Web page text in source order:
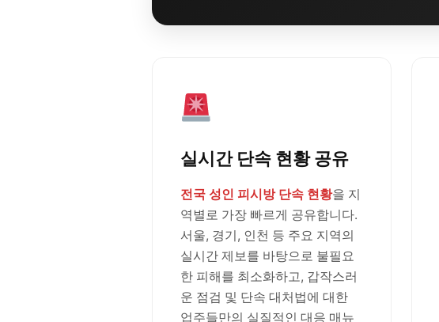
실시간 단속 현황 공유
전국 성인 피시방 단속 현황을 지
역별로 가장 빠르게 공유합니다.
서울, 경기, 인천 등 주요 지역의
실시간 제보를 바탕으로 불필요
한 피해를 최소화하고, 갑작스러
운 점검 및 단속 대처법에 대한
업주들만의 실질적인 대응 매뉴